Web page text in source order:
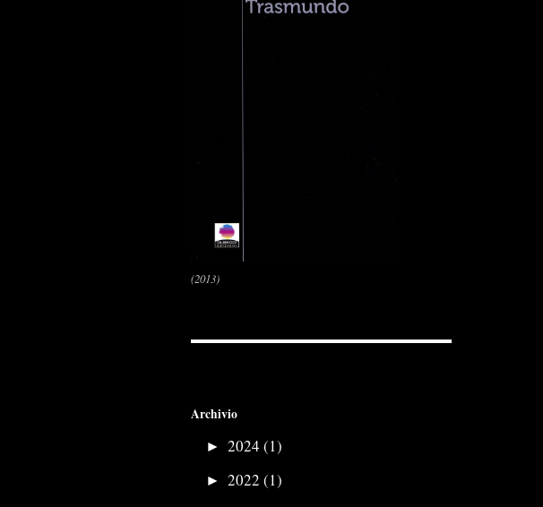
(2013)
Archivio
► 2024 (1)
► 2022 (1)